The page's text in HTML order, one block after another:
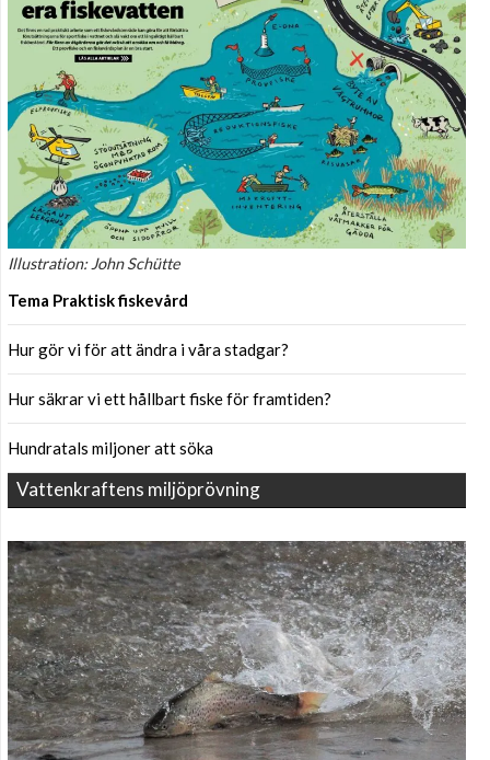
Illustration: John Schütte
Tema Praktisk fiskevård
Hur gör vi för att ändra i våra stadgar?
Hur säkrar vi ett hållbart fiske för framtiden?
Hundratals miljoner att söka
Vattenkraftens miljöprövning